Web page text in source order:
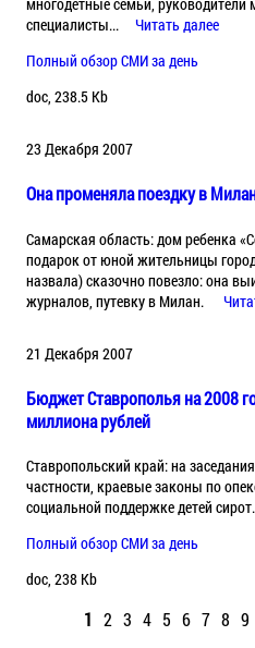
специалисты...
Читать далее
Полный обзор СМИ за день
doc, 238.5 Kb
23 Декабря 2007
Она променяла поездку в
Самарская область: дом ребенка
подарок от юной жительницы
назвала) сказочно повезло: она
журналов, путевку в Милан.
21 Декабря 2007
Бюджет Ставрополья на 2008
миллиона рублей
Ставропольский край: на
частности, краевые законы по
социальной поддержке детей сирот.
Полный обзор СМИ за день
doc, 238 Kb
1 2 3 4 5 6 7 8 9